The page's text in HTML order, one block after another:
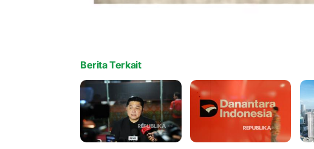
Berita Terkait